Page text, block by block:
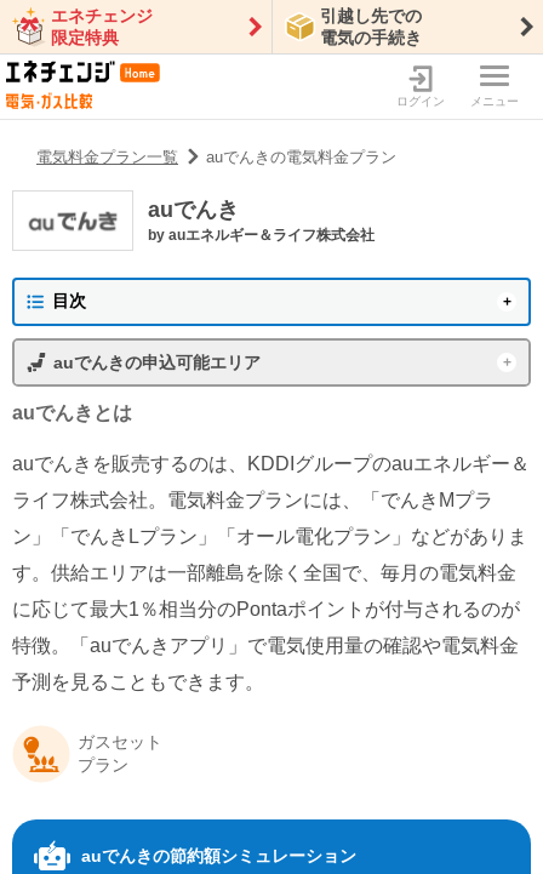
エネチェンジ
限定特典
引越し先での
電気の手続き
ログイン メニュー
電気料金プラン一覧 auでんきの電気料金プラン
auでんき
by auエネルギー＆ライフ株式会社
目次
auでんきの新着情報
特徴・メリット
auでんきの申込可能エリア
東京電力エリア
北陸電力エリア 中国電力エリア
関西電力エリア 四国電力エリア
北海道電力エリア 九州電力エリア
auでんき とは
auでんきを販売するのは、KDDIグループのauエネルギー＆
ライフ株式会社。電気料金プランには、「でんきMプラ
ン」「でんきLプラン」「オール電化プラン」などがありま
す。供給エリアは一部離島を除く全国で、毎月の電気料金
に応じて最大1％相当分のPontaポイントが付与されるのが
特徴。「auでんきアプリ」で電気使用量の確認や電気料金
予測を見ることもできます。
ガスセット
プラン
auでんきの節約額シミュレーション